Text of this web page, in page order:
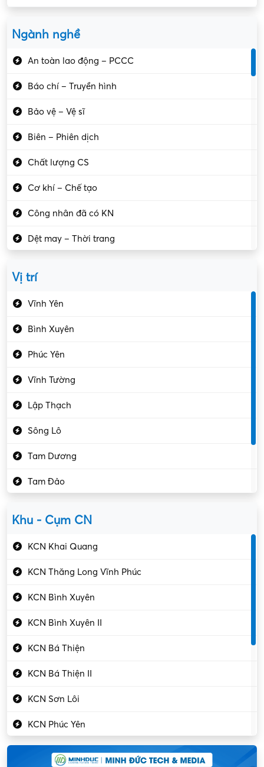
Ngành nghề
An toàn lao động – PCCC
Báo chí – Truyền hình
Bảo vệ – Vệ sĩ
Biên – Phiên dịch
Chất lượng CS
Cơ khí – Chế tạo
Công nhân đã có KN
Dệt may – Thời trang
Kiểm soát chất lượng
Kỹ sư cơ khí
Kỹ sư điện
Kỹ thuật cao
Kỹ thuật mạng – IT
Làm bán thời gian
Lao động phổ thông
Lập trình – Phát triển
Luật – Công chứng
Marketing – PR
Mỹ phẩm – Trang sức
Vị trí
Vĩnh Yên
Bình Xuyên
Phúc Yên
Vĩnh Tường
Lập Thạch
Sông Lô
Tam Dương
Tam Đảo
Khu - Cụm CN
KCN Khai Quang
KCN Thăng Long Vĩnh Phúc
KCN Bình Xuyên
KCN Bình Xuyên II
KCN Bá Thiện
KCN Bá Thiện II
KCN Sơn Lôi
KCN Phúc Yên
Khu CN Đồng Sóc